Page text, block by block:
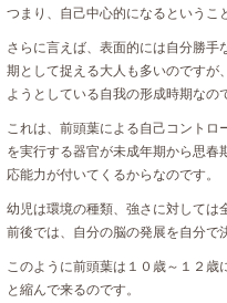
つまり、自己中心的になるというこ
さらに言えば、表面的には自分勝
期として捉える大人も多いのですが
ようとしている自我の形成時期なの
これは、前頭葉による自己コント
を実行する器官が未成年期から思春
応能力が付いてくるからなのです。
幼児は環境の種類、強さに対しては
前後では、自分の脳の発展を自分で
このように前頭葉は１０歳～１２
と縮んで来るのです。